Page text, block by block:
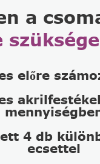
a
előre
4 db
ecsettel